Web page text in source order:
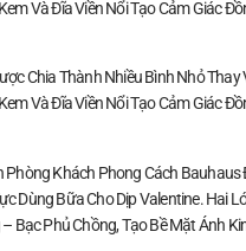
Và Đĩa Viền Nổi Tạo Cảm Giác
Chia Thành Nhiều Bình Nhỏ Thay
Và Đĩa Viền Nổi Tạo Cảm Giác
Phòng Khách Phong Cách
Dùng Bữa Cho Dịp Valentine. Hai
Bạc Phủ Chồng, Tạo Bề Mặt Ánh